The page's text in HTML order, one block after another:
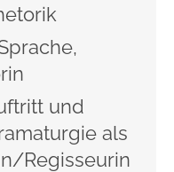
und
als
Regisseurin